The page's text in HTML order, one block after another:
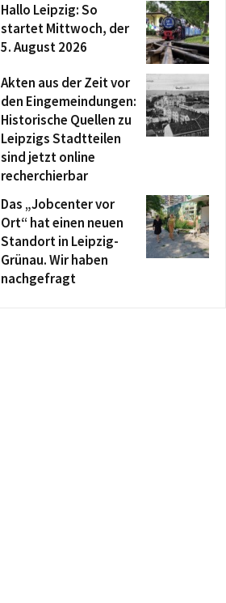
Hallo Leipzig: So
startet Mittwoch, der
5. August 2026
Akten aus der Zeit vor
den Eingemeindungen:
Historische Quellen zu
Leipzigs Stadtteilen
sind jetzt online
recherchierbar
Das „Jobcenter vor
Ort“ hat einen neuen
Standort in Leipzig-
Grünau. Wir haben
nachgefragt